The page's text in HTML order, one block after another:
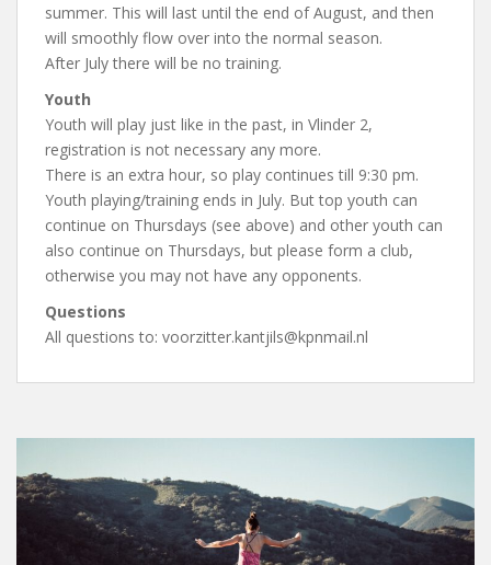
summer. This will last until the end of August, and then
will smoothly flow over into the normal season.
After July there will be no training.
Youth
Youth will play just like in the past, in Vlinder 2,
registration is not necessary any more.
There is an extra hour, so play continues till 9:30 pm.
Youth playing/training ends in July. But top youth can
continue on Thursdays (see above) and other youth can
also continue on Thursdays, but please form a club,
otherwise you may not have any opponents.
Questions
All questions to: voorzitter.kantjils@kpnmail.nl